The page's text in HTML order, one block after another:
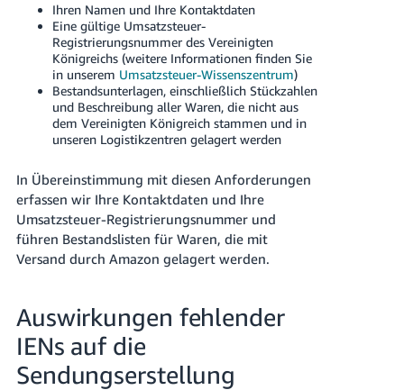
Ihren Namen und Ihre Kontaktdaten
Eine gültige Umsatzsteuer-
Registrierungsnummer des Vereinigten
Königreichs (weitere Informationen finden Sie
in unserem Umsatzsteuer-Wissenszentrum)
Bestandsunterlagen, einschließlich Stückzahlen
und Beschreibung aller Waren, die nicht aus
dem Vereinigten Königreich stammen und in
unseren Logistikzentren gelagert werden
In Übereinstimmung mit diesen Anforderungen
erfassen wir Ihre Kontaktdaten und Ihre
Umsatzsteuer-Registrierungsnummer und
führen Bestandslisten für Waren, die mit
Versand durch Amazon gelagert werden.
Auswirkungen fehlender
IENs auf die
Sendungserstellung